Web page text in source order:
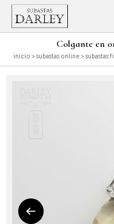
Colgante en
inicio > subastas online> subastas